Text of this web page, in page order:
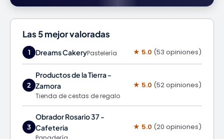
Las 5 mejor valoradas
1 Dreams CakeryPastelería ★ 5.0 (53 opiniones)
2
Productos de la Tierra -
Zamora
Tienda de cestas de regalo
★ 5.0 (52 opiniones)
3
Obrador Rosario 37 -
Cafeteria
★ 5.0 (20 opiniones)